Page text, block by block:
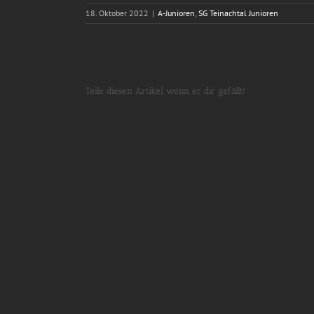
18. Oktober 2022 | A-Junioren, SG Teinachtal Junioren
Teile diesen Artikel wenn er dir gefällt!